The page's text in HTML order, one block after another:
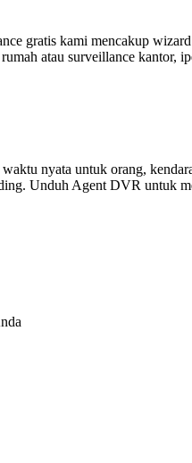
gratis kami mencakup
atau surveillance kantor,
nyata untuk orang,
Unduh Agent DVR untuk